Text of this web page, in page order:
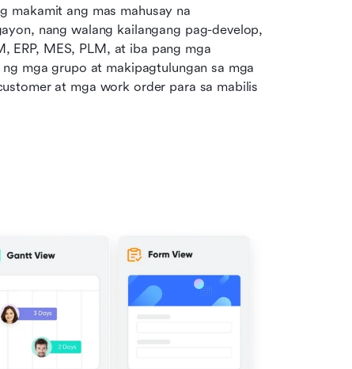
makamit ang mas mahusay na
nang walang kailangang pag-develop,
ERP, MES, PLM, at iba pang mga
mga grupo at makipagtulungan sa mga
at mga work order para sa mabilis